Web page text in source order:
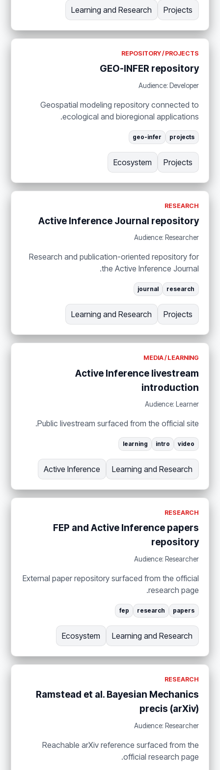
Projects
Learning and Research
REPOSITORY / PROJECTS
GEO-INFER repository
Audience: Developer
Geospatial modeling repository connected to
ecological and bioregional applications.
projects
geo-infer
Projects
Ecosystem
RESEARCH
Active Inference Journal repository
Audience: Researcher
Research and publication-oriented repository for
the Active Inference Journal.
research
journal
Projects
Learning and Research
MEDIA / LEARNING
Active Inference livestream
introduction
Audience: Learner
Public livestream surfaced from the official site.
video
intro
learning
Learning and Research
Active Inference
RESEARCH
FEP and Active Inference papers
repository
Audience: Researcher
External paper repository surfaced from the official
research page.
papers
research
fep
Learning and Research
Ecosystem
RESEARCH
Ramstead et al. Bayesian Mechanics
precis (arXiv)
Audience: Researcher
Reachable arXiv reference surfaced from the
official research page.